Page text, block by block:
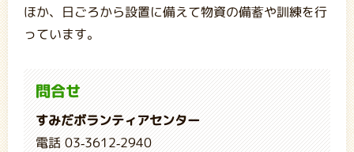
ほか、日ごろから設置に備えて物資の備蓄や訓練を行
っています。
問合せ
すみだボランティアセンター
電話 03-3612-2940